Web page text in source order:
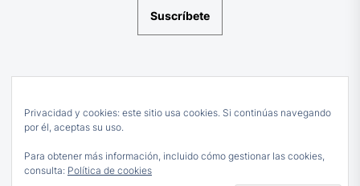
Suscríbete
Privacidad y cookies: este sitio usa cookies. Si continúas navegando
por él, aceptas su uso.
Para obtener más información, incluido cómo gestionar las cookies,
consulta: Política de cookies